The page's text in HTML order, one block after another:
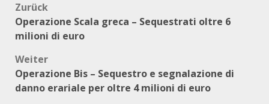
Beitragsnavigation
Zurück
Operazione Scala greca – Sequestrati oltre 6
milioni di euro
Weiter
Operazione Bis – Sequestro e segnalazione di
danno erariale per oltre 4 milioni di euro